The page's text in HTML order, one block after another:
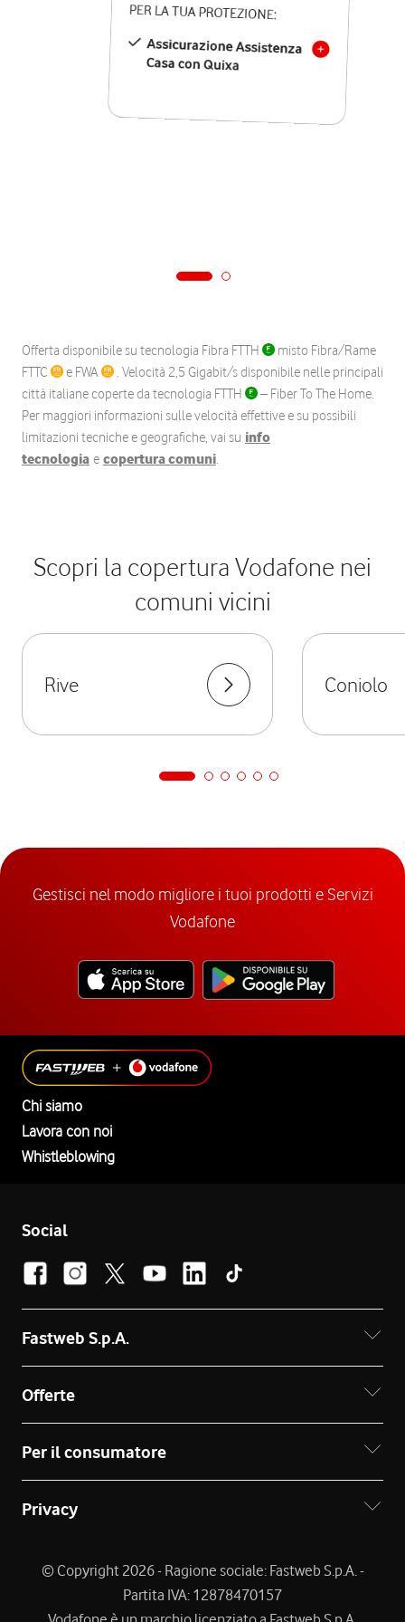
PER LA TUA PROTEZIONE:
Assicurazione Assistenza
Casa con Quixa
Offerta disponibile su tecnologia Fibra FTTH
misto Fibra/Rame
FTTC
e FWA
. Velocità 2,5 Gigabit/s disponibile nelle principali
città italiane coperte da tecnologia FTTH
– Fiber To The Home.
Per maggiori informazioni sulle velocità effettive e su possibili
limitazioni tecniche e geografiche, vai su info
tecnologia e copertura comuni.
Scopri la copertura Vodafone nei
comuni vicini
Rive Coniolo
Gestisci nel modo migliore i tuoi prodotti e Servizi
Vodafone
Chi siamo
Lavora con noi
Whistleblowing
Social
Fastweb S.p.A.
Offerte
Per il consumatore
Privacy
© Copyright 2026 - Ragione sociale: Fastweb S.p.A. -
Partita IVA: 12878470157